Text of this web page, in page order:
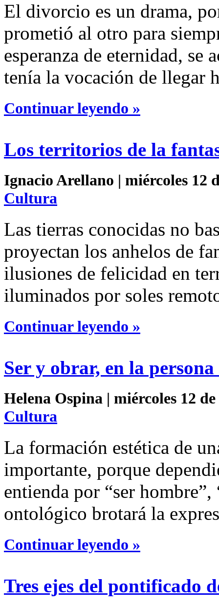
El divorcio es un drama,
prometió al otro para
esperanza de eternidad, se
tenía la vocación de llegar
Continuar leyendo »
Los territorios de la
Ignacio Arellano | miércoles 12
Cultura
Las tierras conocidas no
proyectan los anhelos de
ilusiones de felicidad en
iluminados por soles
Continuar leyendo »
Ser y obrar, en la
Helena Ospina | miércoles 12
Cultura
La formación estética de
importante, porque
entienda por “ser
ontológico brotará la
Continuar leyendo »
Tres ejes del pontificado